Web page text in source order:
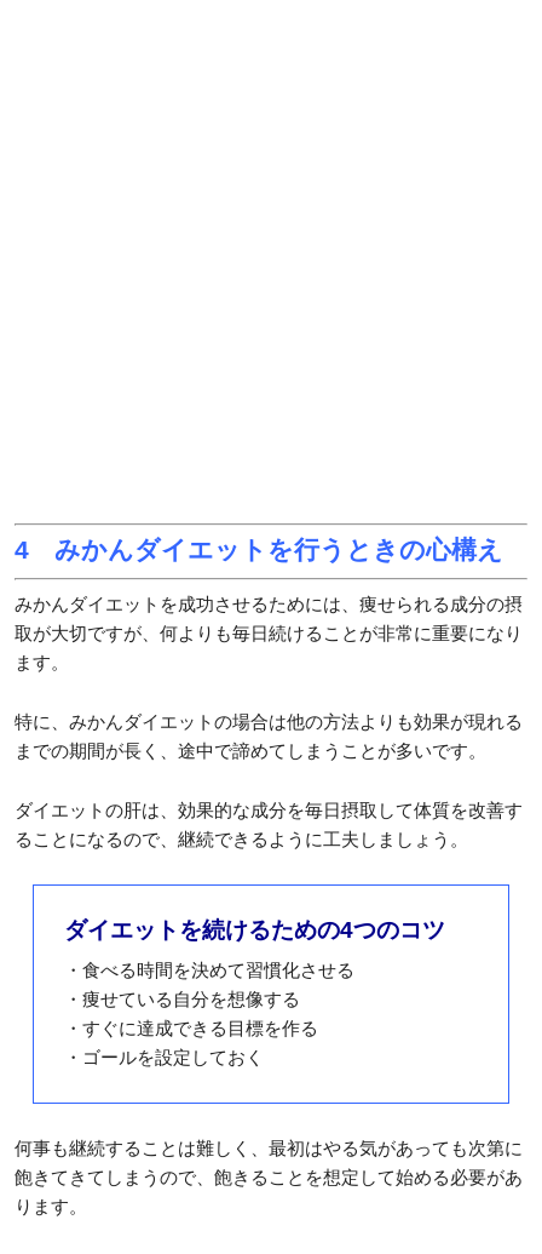
4 みかんダイエットを行うときの心構え
みかんダイエットを成功させるためには、痩せられる成分の摂
取が大切ですが、何よりも毎日続けることが非常に重要になり
ます。
特に、みかんダイエットの場合は他の方法よりも効果が現れる
までの期間が長く、途中で諦めてしまうことが多いです。
ダイエットの肝は、効果的な成分を毎日摂取して体質を改善す
ることになるので、継続できるように工夫しましょう。
ダイエットを続けるための4つのコツ
・食べる時間を決めて習慣化させる
・痩せている自分を想像する
・すぐに達成できる目標を作る
・ゴールを設定しておく
何事も継続することは難しく、最初はやる気があっても次第に
飽きてきてしまうので、飽きることを想定して始める必要があ
ります。